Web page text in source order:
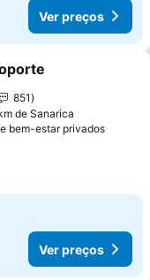
Ver preços
aos favoritos
851
de Sanarica
bem-estar privadosVer
Ver preços